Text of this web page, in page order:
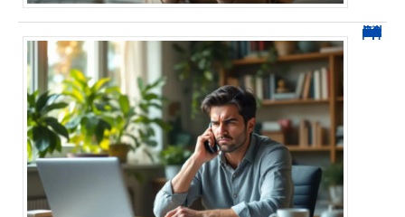
0270 spam : reconnaître ces appels et les bloquer sans erreur